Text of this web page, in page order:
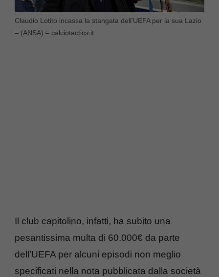
Claudio Lotito incassa la stangata dell’UEFA per la sua Lazio
– (ANSA) – calciotactics.it
Il club capitolino, infatti, ha subito una
pesantissima multa di 60.000€ da parte
dell’UEFA per alcuni episodi non meglio
specificati nella nota pubblicata dalla società